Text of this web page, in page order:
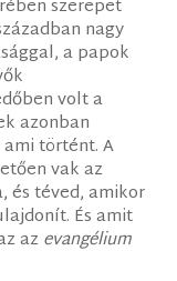
szerepet
nagy
a papok
volt a
azonban
történt. A
vak az
és téved, amikor
És amit
az evangélium